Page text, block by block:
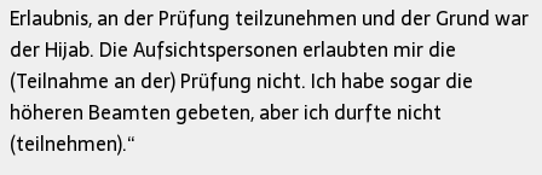
Erlaubnis, an der Prüfung teilzunehmen und der Grund war
der Hijab. Die Aufsichtspersonen erlaubten mir die
(Teilnahme an der) Prüfung nicht. Ich habe sogar die
höheren Beamten gebeten, aber ich durfte nicht
(teilnehmen).“